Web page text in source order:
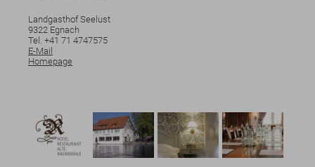
Landgasthof Seelust
9322 Egnach
Tel. +41 71 4747575
E-Mail
Homepage